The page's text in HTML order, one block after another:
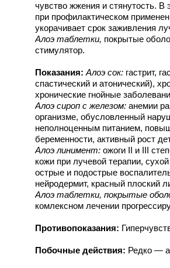
чувство жжения и стянутость. В
при профилактическом
укорачивает срок заживления
Алоэ таблетки, покрытые
стимулятор.
Показания: Алоэ сок: гастрит,
спастический и атонический),
хронические гнойные
Алоэ сироп с железом: анемии
организме, обусловленный
неполноценным питанием,
беременности, активный рост
Алоэ линимент: ожоги II и III
кожи при лучевой терапии,
острые и подострые
нейродермит, красный плоский
Алоэ таблетки, покрытые
комлексном лечении
Противопоказания:
Побочные действия: Редко —